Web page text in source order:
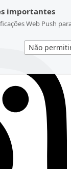
importantes
Web Push
Não